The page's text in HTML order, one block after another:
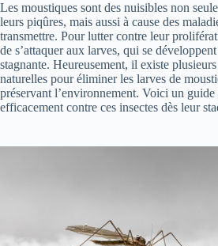
Les moustiques sont des nuisibles non
leurs piqûres, mais aussi à cause des
transmettre. Pour lutter contre leur
de s’attaquer aux larves, qui se développent
stagnante. Heureusement, il existe
naturelles pour éliminer les larves de
préservant l’environnement. Voici un
efficacement contre ces insectes dès leur